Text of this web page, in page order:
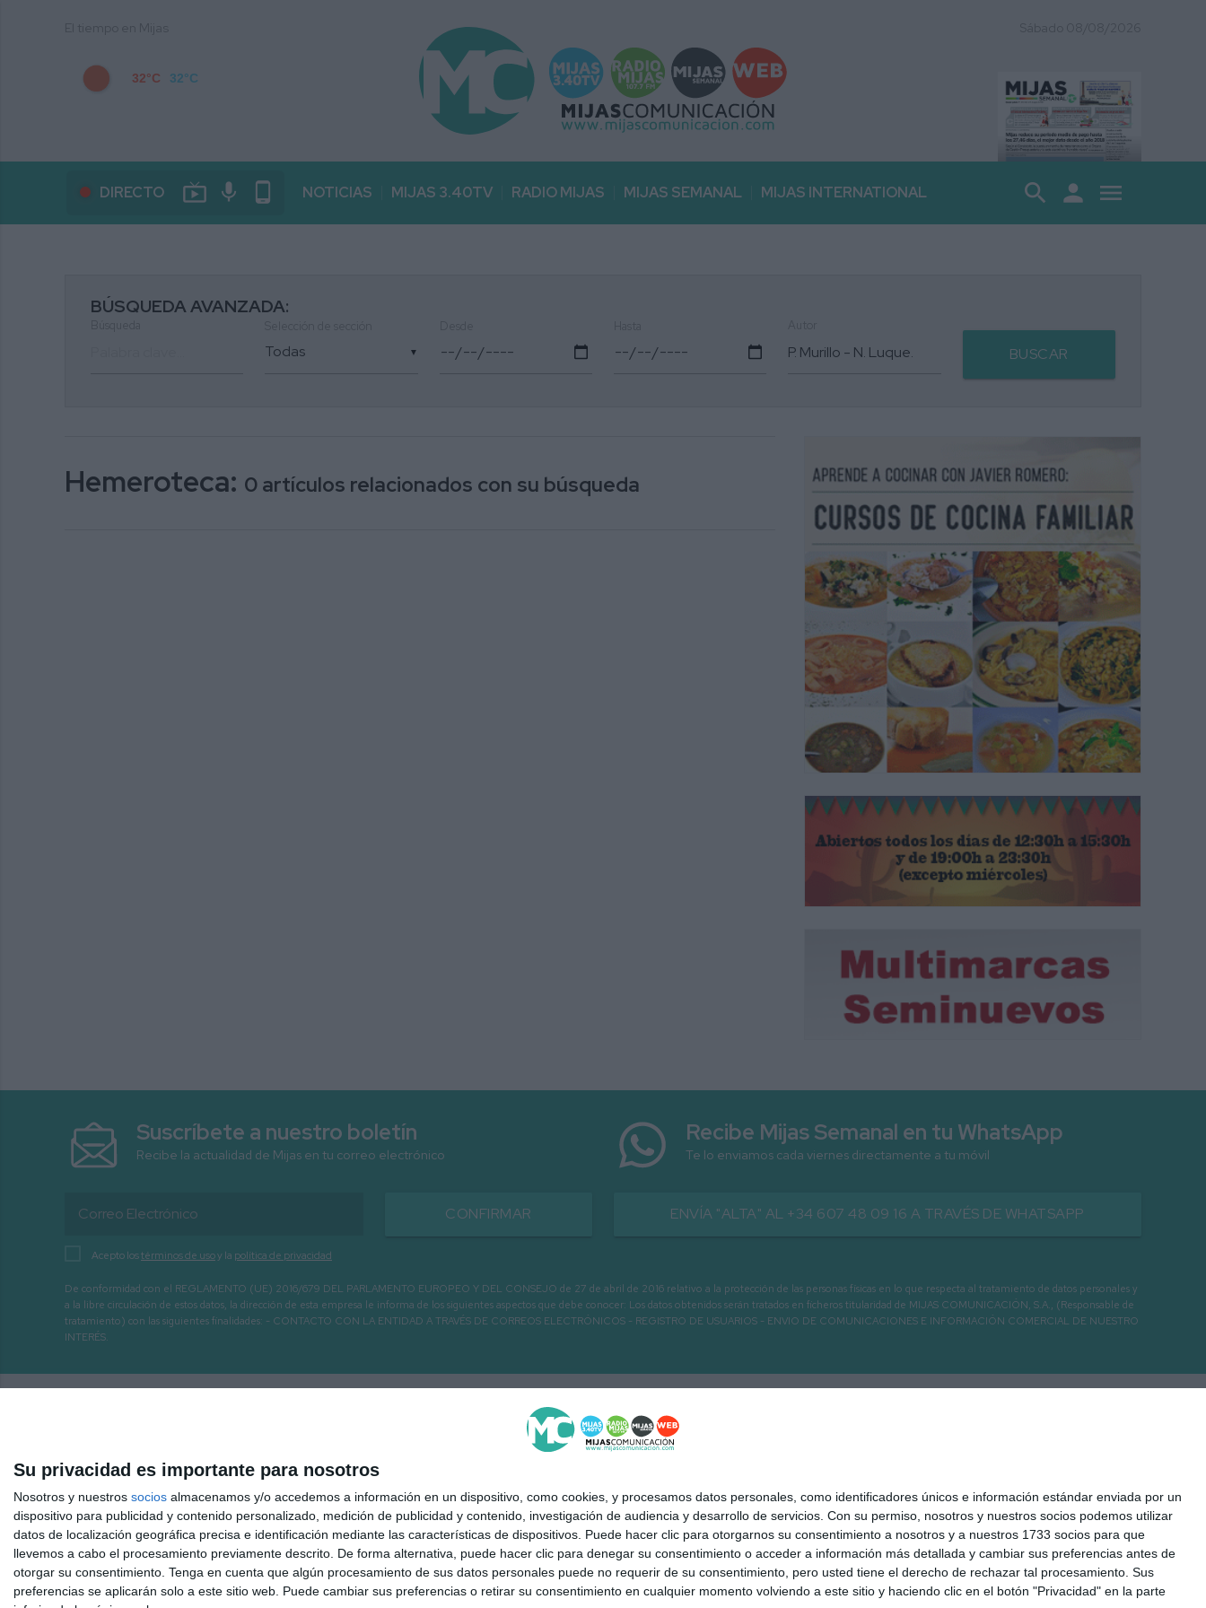
Su privacidad es importante para nosotros
Nosotros y nuestros socios almacenamos y/o accedemos a información en un dispositivo, como cookies, y procesamos datos personales, como identificadores únicos e información estándar enviada por un
dispositivo para publicidad y contenido personalizado, medición de publicidad y contenido, investigación de audiencia y desarrollo de servicios. Con su permiso, nosotros y nuestros socios podemos utilizar
datos de localización geográfica precisa e identificación mediante las características de dispositivos. Puede hacer clic para otorgarnos su consentimiento a nosotros y a nuestros 1733 socios para que
llevemos a cabo el procesamiento previamente descrito. De forma alternativa, puede hacer clic para denegar su consentimiento o acceder a información más detallada y cambiar sus preferencias antes de
otorgar su consentimiento. Tenga en cuenta que algún procesamiento de sus datos personales puede no requerir de su consentimiento, pero usted tiene el derecho de rechazar tal procesamiento. Sus
preferencias se aplicarán solo a este sitio web. Puede cambiar sus preferencias o retirar su consentimiento en cualquier momento volviendo a este sitio y haciendo clic en el botón "Privacidad" en la parte
32°C 32°C
DIRECTO live_tv mic phone_android NOTICIAS MIJAS 3.40TV RADIO MIJAS MIJAS SEMANAL MIJAS INTERNATIONAL search person menu
BÚSQUEDA AVANZADA:
▼ BUSCAR
Hemeroteca: 0 artículos relacionados con su búsqueda
Suscríbete a nuestro boletín
Recibe la actualidad de Mijas en tu correo electrónico
CONFIRMAR
Acepto lostérminos de usoy la política de privacidad
Recibe Mijas Semanal en tu WhatsApp
Te lo enviamos cada viernes directamente a tu móvil
ENVÍA "ALTA" AL +34 607 48 09 16 A TRAVÉS DE WHATSAPP
De conformidad con el REGLAMENTO (UE) 2016/679 DEL PARLAMENTO EUROPEO Y DEL CONSEJO de 27 de abril de 2016 relativo a la protección de las personas físicas en lo que respecta al tratamiento de datos personales y
a la libre circulación de estos datos, la dirección de esta empresa le informa de los siguientes aspectos que debe conocer: Los datos obtenidos serán tratados en ficheros titularidad de MIJAS COMUNICACIÓN, S.A., (Responsable de
tratamiento) con las siguientes finalidades: - CONTACTO CON LA ENTIDAD A TRAVÉS DE CORREOS ELECTRÓNICOS - REGISTRO DE USUARIOS - ENVIO DE COMUNICACIONES E INFORMACIÓN COMERCIAL DE NUESTRO
INTERÉS.
Inicio Hemeroteca Mijas 3.40 TV a la carta Radio Mijas a la carta Quiénes somos Contacto Publicidad Aviso Legal Cookies Seguridad Protección de datos